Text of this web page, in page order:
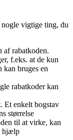
vigtige ting, du
af rabatkoden.
f.eks. at de kun
kan bruges en
rabatkoder kan
Et enkelt bogstav
størrelse
til at virke, kan
hjælp